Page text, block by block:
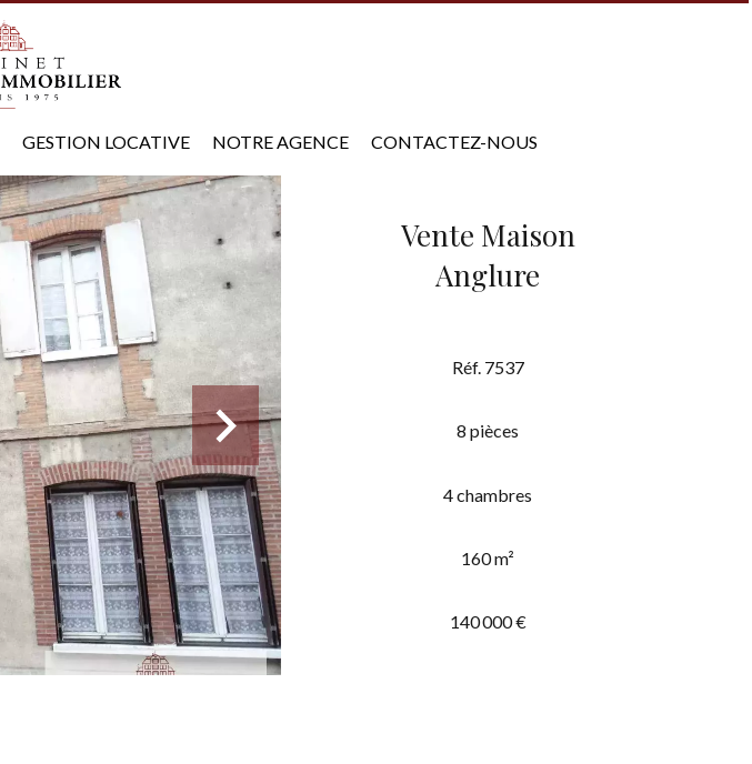
GESTION LOCATIVE NOTRE AGENCE CONTACTEZ-NOUS
Vente Maison
Anglure
Réf. 7537
8 pièces
4 chambres
160 m²
140 000 €